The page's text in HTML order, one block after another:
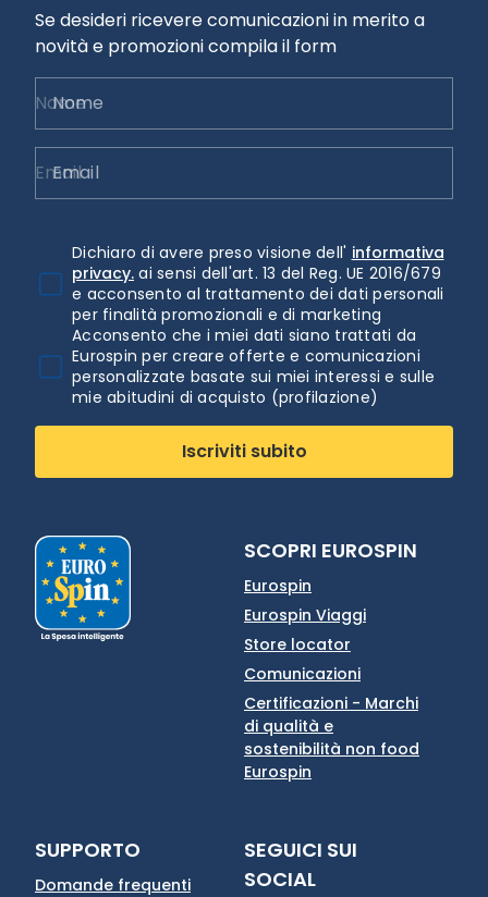
Se desideri ricevere comunicazioni in merito a
novità e promozioni compila il form
Nome
Email
Dichiaro di avere preso visione dell' informativa
privacy. ai sensi dell'art. 13 del Reg. UE 2016/679
e acconsento al trattamento dei dati personali
per finalità promozionali e di marketing
Acconsento che i miei dati siano trattati da
Eurospin per creare offerte e comunicazioni
personalizzate basate sui miei interessi e sulle
mie abitudini di acquisto (profilazione)
Iscriviti subito
SCOPRI EUROSPIN
Eurospin
Eurospin Viaggi
Store locator
Comunicazioni
Certificazioni - Marchi
di qualità e
sostenibilità non food
Eurospin
SUPPORTO
Domande frequenti
SEGUICI SUI
SOCIAL